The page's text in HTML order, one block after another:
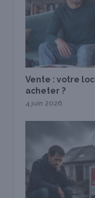
Vente : votre
acheter ?
4 juin 2026